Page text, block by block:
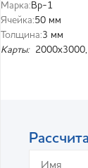
Марка: Вр-1
Ячейка:50 мм
Толщина:3 мм
Карты: